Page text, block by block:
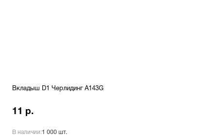
Вкладыш D1 Черлидинг A143G
11 р.
В наличии:1 000 шт.